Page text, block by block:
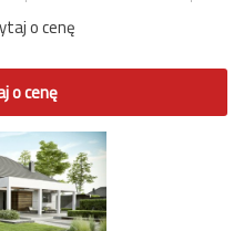
o cenę
o cenę